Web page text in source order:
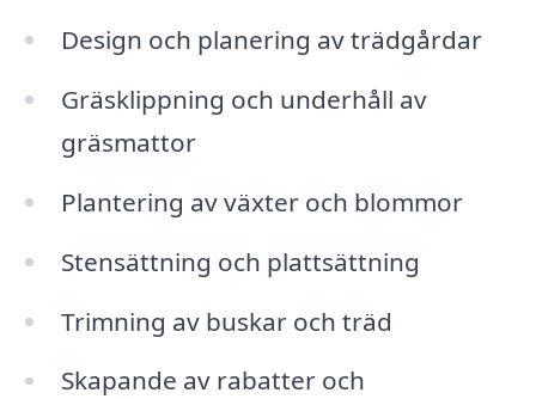
Design och planering av trädgårdar
Gräsklippning och underhåll av
gräsmattor
Plantering av växter och blommor
Stensättning och plattsättning
Trimning av buskar och träd
Skapande av rabatter och